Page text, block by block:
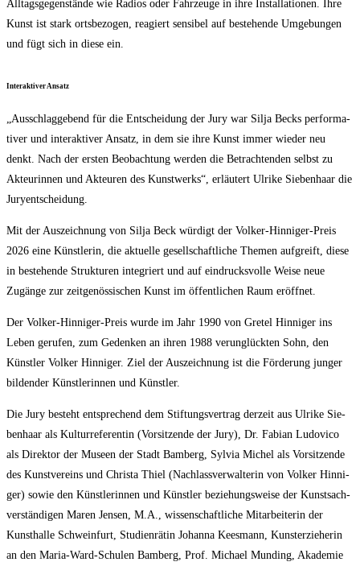
All­tags­ge­gen­stän­de wie Radi­os oder Fahr­zeu­ge in ihre Instal­la­tio­nen. Ihre
Kunst ist stark orts­be­zo­gen, reagiert sen­si­bel auf bestehen­de Umge­bun­gen
und fügt sich in die­se ein.
Inter­ak­ti­ver Ansatz
„Aus­schlag­ge­bend für die Ent­schei­dung der Jury war Sil­ja Becks per­for­ma­
ti­ver und inter­ak­ti­ver Ansatz, in dem sie ihre Kunst immer wie­der neu
denkt. Nach der ers­ten Beob­ach­tung wer­den die Betrach­ten­den selbst zu
Akteu­rin­nen und Akteu­ren des Kunst­werks“, erläu­tert Ulri­ke Sie­ben­haar die
Juryentscheidung.
Mit der Aus­zeich­nung von Sil­ja Beck wür­digt der Vol­ker-Hin­ni­ger-Preis
2026 eine Künst­le­rin, die aktu­el­le gesell­schaft­li­che The­men auf­greift, die­se
in bestehen­de Struk­tu­ren inte­griert und auf ein­drucks­vol­le Wei­se neue
Zugän­ge zur zeit­ge­nös­si­schen Kunst im öffent­li­chen Raum eröffnet.
Der Vol­ker-Hin­ni­ger-Preis wur­de im Jahr 1990 von Gre­tel Hin­ni­ger ins
Leben geru­fen, zum Geden­ken an ihren 1988 ver­un­glück­ten Sohn, den
Künst­ler Vol­ker Hin­ni­ger. Ziel der Aus­zeich­nung ist die För­de­rung jun­ger
bil­den­der Künst­le­rin­nen und Künstler.
Die Jury besteht ent­spre­chend dem Stif­tungs­ver­trag der­zeit aus Ulri­ke Sie­
ben­haar als Kul­tur­re­fe­ren­tin (Vor­sit­zen­de der Jury), Dr. Fabi­an Ludo­vico
als Direk­tor der Muse­en der Stadt Bam­berg, Syl­via Michel als Vor­sit­zen­de
des Kunst­ver­eins und Chris­ta Thiel (Nach­lass­ver­wal­te­rin von Vol­ker Hin­ni­
ger) sowie den Künst­le­rin­nen und Künst­ler bezie­hungs­wei­se der Kunst­sach­
ver­stän­di­gen Maren Jen­sen, M.A., wis­sen­schaft­li­che Mit­ar­bei­te­rin der
Kunst­hal­le Schwein­furt, Stu­di­en­rä­tin Johan­na Kees­mann, Kunst­er­zie­he­rin
an den Maria-Ward-Schu­len Bam­berg, Prof. Micha­el Mun­ding, Aka­de­mie